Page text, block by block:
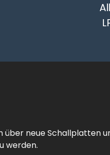
über neue Schallplatten
werden.